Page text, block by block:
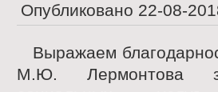
Опубликовано 22-08-
Выражаем
М.Ю. Лермонтова